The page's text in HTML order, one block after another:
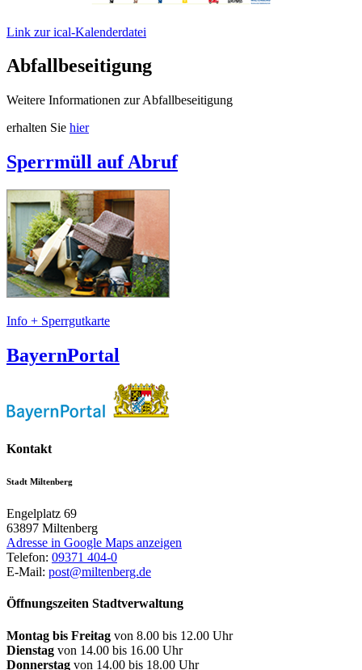
Link zur ical-Kalenderdatei
Abfallbeseitigung
Weitere Informationen zur Abfallbeseitigung
erhalten Sie hier
Sperrmüll auf Abruf
Info + Sperrgutkarte
BayernPortal
Kontakt
Stadt Miltenberg
Engelplatz 69
63897 Miltenberg
Adresse in Google Maps anzeigen
Telefon: 09371 404-0
E-Mail: post@miltenberg.de
Öffnungszeiten Stadtverwaltung
Montag bis Freitag von 8.00 bis 12.00 Uhr
Dienstag von 14.00 bis 16.00 Uhr
Donnerstag von 14.00 bis 18.00 Uhr